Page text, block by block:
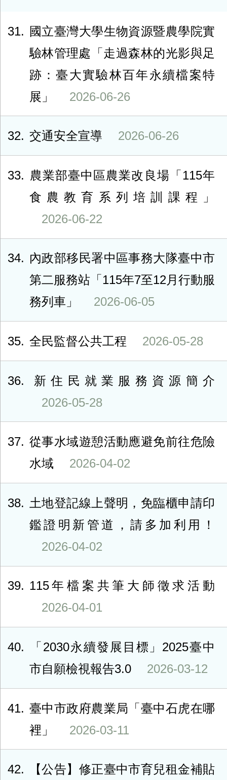
31
國立臺灣大學生物資源暨農學院實
驗林管理處「走過森林的光影與足
跡：臺大實驗林百年永續檔案特
展」
2026-06-26
32 交通安全宣導 2026-06-26
33
農業部臺中區農業改良場「115年
食農教育系列培訓課程」
2026-06-22
34
內政部移民署中區事務大隊臺中市
第二服務站「115年7至12月行動服
務列車」
2026-06-05
35 全民監督公共工程 2026-05-28
36
新住民就業服務資源簡介
2026-05-28
37
從事水域遊憩活動應避免前往危險
水域
2026-04-02
38
土地登記線上聲明，免臨櫃申請印
鑑證明新管道，請多加利用！
2026-04-02
39
115年檔案共筆大師徵求活動
2026-04-01
40
「2030永續發展目標」2025臺中
市自願檢視報告3.0
2026-03-12
41
臺中市政府農業局「臺中石虎在哪
裡」
2026-03-11
42 【公告】修正臺中市育兒租金補貼